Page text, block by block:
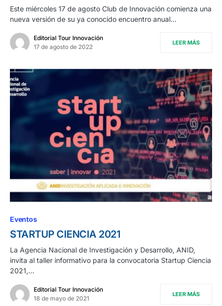
Este miércoles 17 de agosto Club de Innovación comienza una
nueva versión de su ya conocido encuentro anual…
Editorial Tour Innovación
17 de agosto de 2022
LEER MÁS
Eventos
STARTUP CIENCIA 2021
La Agencia Nacional de Investigación y Desarrollo, ANID,
invita al taller informativo para la convocatoria Startup Ciencia
2021,…
Editorial Tour Innovación
18 de mayo de 2021
LEER MÁS